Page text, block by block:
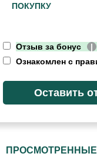
ПОКУПКУ
Отзыв за бонус
|
Ознакомлен с